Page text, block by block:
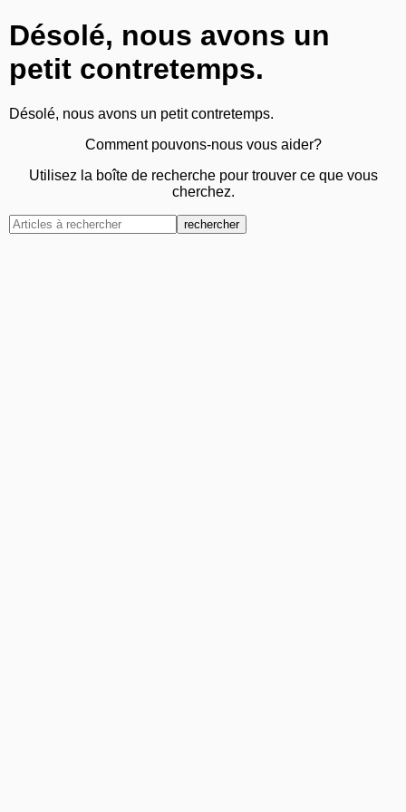
Désolé, nous avons un
petit contretemps.
Désolé, nous avons un petit contretemps.
Comment pouvons-nous vous aider?
Utilisez la boîte de recherche pour trouver ce que vous
cherchez.
rechercher